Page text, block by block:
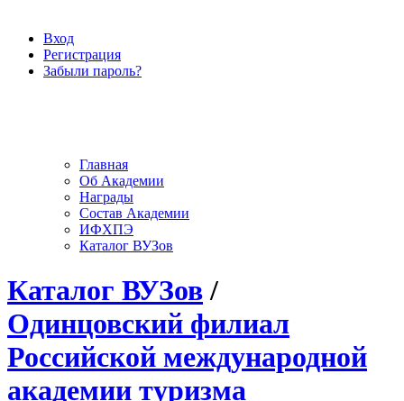
Вход
Регистрация
Забыли пароль?
Главная
Об Академии
Награды
Состав Академии
ИФХПЭ
Каталог ВУЗов
Каталог ВУЗов /
Одинцовский филиал
Российской международной
академии туризма